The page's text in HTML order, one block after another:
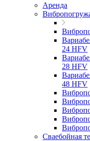
Аренда
24 HFV
28 HFV
48 HFV
Сваебойная